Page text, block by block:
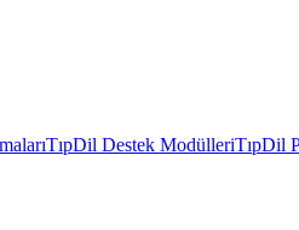
TıpDil Destek ModülleriTıpDil